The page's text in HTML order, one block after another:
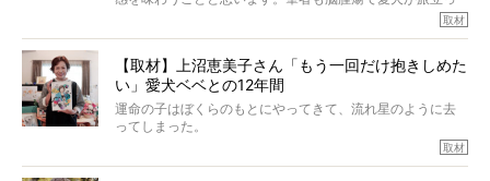
た。そのブヒ愛っぷりは、思ってた以上！ ガチ中のガチ
たひとり。だからこそ、どれほど厄介で困難な病気かを理
ところが、フレンチブルドッグの桃太郎は9歳で脳腫瘍を発
症し、なんと4年7ヶ月間も生き抜いたのです。旅立ったと
きの年齢は13歳と11ヶ月、レジェンド級のレジェンドでし
た。さらには、治療後3年間は一度も発作が起きなかったと
いいます。
この事実はフレンチブルドッグだけでなく、脳腫瘍と闘う
取材
【取材】上沼恵美子さん「もう一回だけ抱きしめた
い」愛犬ベベとの12年間
運命の子はぼくらのもとにやってきて、流れ星のように去
ってしまった。
取材